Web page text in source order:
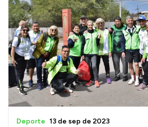
Deporte 13 de sep de 2023